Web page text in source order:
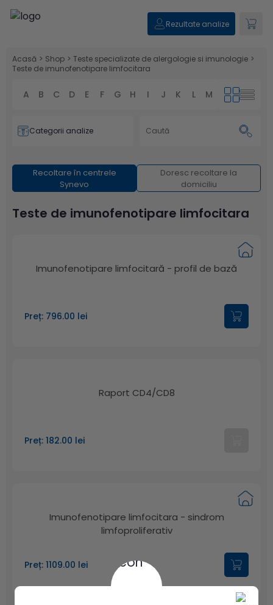
Rezultate analize
Acasă > Shop > Teste specializate de alergologie si imunologie >
Teste de imunofenotipare limfocitara
Categorii analize
A B C D E F G H I J K L M N O P
Recoltare în centrele
Synevo
Doresc recoltare la
domiciliu
Teste de imunofenotipare limfocitara
Imunofenotipare limfocitară - profil de bază
Preț: 796.00 lei
Raport CD4/CD8
Preț: 182.00 lei
Imunofenotipare limfocitara - sindrom
limfoproliferativ
Preț: 1109.00 lei